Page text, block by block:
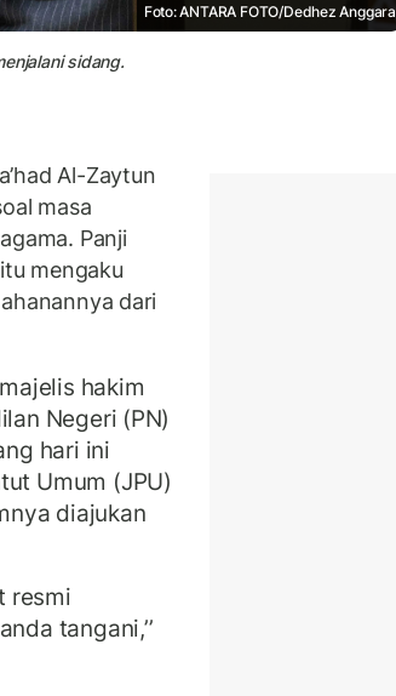
Foto: ANTARA FOTO/Dedhez Anggara
sidang.
Al-Zaytun
masa
Panji
mengaku
dari
hakim
Negeri (PN)
hari ini
Umum (JPU)
diajukan
resmi
tangani,’’